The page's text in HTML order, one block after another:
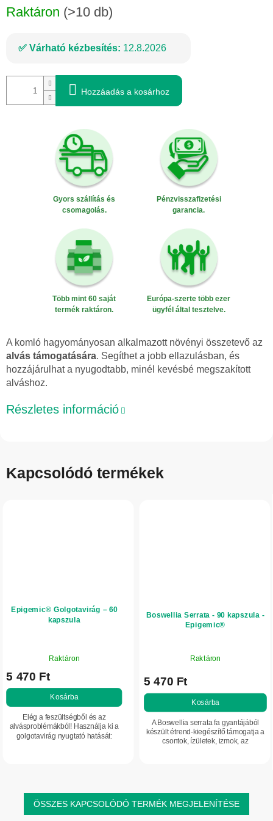
Raktáron (>10 db)
Várható kézbesítés: 12.8.2026
Hozzáadás a kosárhoz
Gyors szállítás és
csomagolás.
Pénzvisszafizetési
garancia.
Több mint 60 saját
termék raktáron.
Európa-szerte több ezer
ügyfél által tesztelve.
A komló hagyományosan alkalmazott növényi összetevő az
alvás támogatására. Segíthet a jobb ellazulásban, és
hozzájárulhat a nyugodtabb, minél kevésbé megszakított
alváshoz.
Részletes információ
Kapcsolódó termékek
Epigemic® Golgotavirág – 60
kapszula
átlagos
értékelése
5,0
csillag.
Raktáron
5 470 Ft
Kosárba
Elég a feszültségből és az
alvásproblémákból! Használja ki a
golgotavirág nyugtató hatását:
Boswellia Serrata - 90 kapszula -
Epigemic®
Raktáron
5 470 Ft
Kosárba
A Boswellia serrata fa gyantájából
készült étrend-kiegészítő támogatja a
csontok, ízületek, izmok, az
ÖSSZES KAPCSOLÓDÓ TERMÉK MEGJELENÍTÉSE